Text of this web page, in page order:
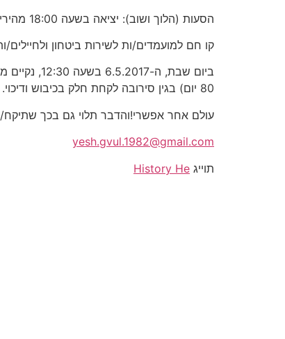
הסעות (הלוך ושוב): יציאה בשעה 18:00 מהירידה לנתיבי איילון שליד תחנת רכבת מרכז בתל-אביב. מומלץ להצטייד בביגוד חם.
קו חם למועמדים/ות לשירות ביטחון ולחיילים/ות – 6250271
80 יום) בגין סירובה לקחת חלק בכיבוש ודיכוי.
עולם אחר אפשרי!והדבר תלוי גם בכך
yesh.gvul.1982@gmail.com
תוייג History He